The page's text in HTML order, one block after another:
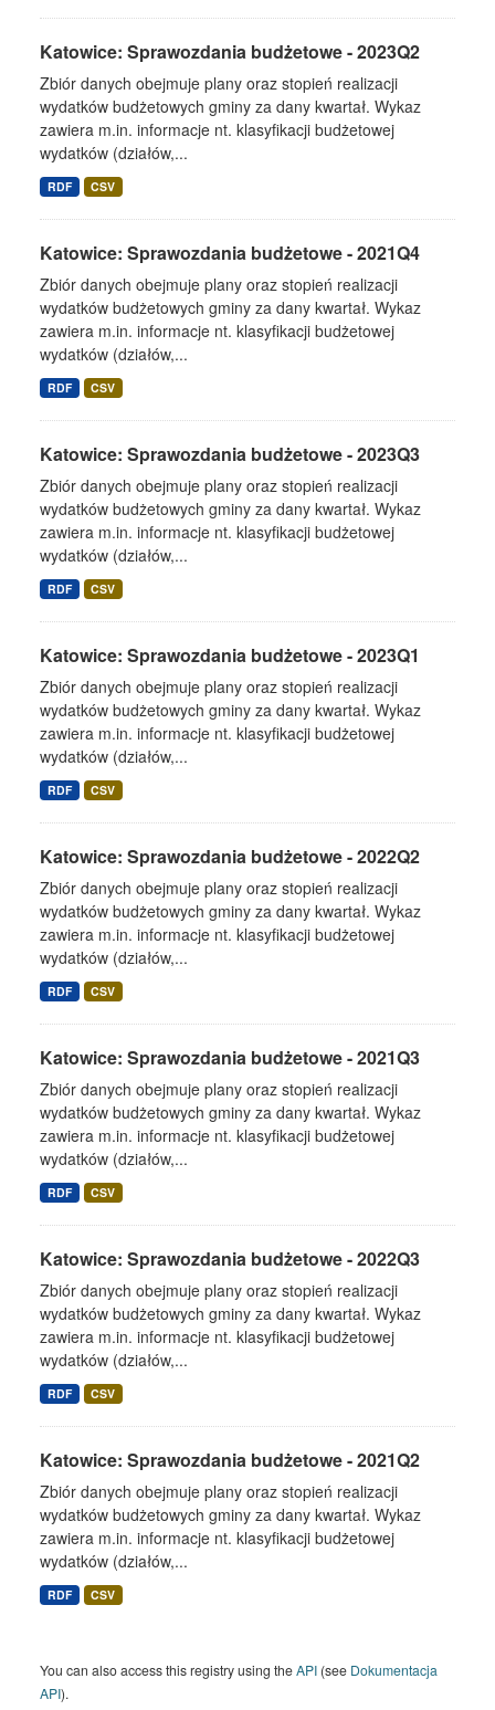
Katowice: Sprawozdania budżetowe - 2023Q2
Zbiór danych obejmuje plany oraz stopień realizacji
wydatków budżetowych gminy za dany kwartał. Wykaz
zawiera m.in. informacje nt. klasyfikacji budżetowej
wydatków (działów,...
RDF CSV
Katowice: Sprawozdania budżetowe - 2021Q4
Zbiór danych obejmuje plany oraz stopień realizacji
wydatków budżetowych gminy za dany kwartał. Wykaz
zawiera m.in. informacje nt. klasyfikacji budżetowej
wydatków (działów,...
RDF CSV
Katowice: Sprawozdania budżetowe - 2023Q3
Zbiór danych obejmuje plany oraz stopień realizacji
wydatków budżetowych gminy za dany kwartał. Wykaz
zawiera m.in. informacje nt. klasyfikacji budżetowej
wydatków (działów,...
RDF CSV
Katowice: Sprawozdania budżetowe - 2023Q1
Zbiór danych obejmuje plany oraz stopień realizacji
wydatków budżetowych gminy za dany kwartał. Wykaz
zawiera m.in. informacje nt. klasyfikacji budżetowej
wydatków (działów,...
RDF CSV
Katowice: Sprawozdania budżetowe - 2022Q2
Zbiór danych obejmuje plany oraz stopień realizacji
wydatków budżetowych gminy za dany kwartał. Wykaz
zawiera m.in. informacje nt. klasyfikacji budżetowej
wydatków (działów,...
RDF CSV
Katowice: Sprawozdania budżetowe - 2021Q3
Zbiór danych obejmuje plany oraz stopień realizacji
wydatków budżetowych gminy za dany kwartał. Wykaz
zawiera m.in. informacje nt. klasyfikacji budżetowej
wydatków (działów,...
RDF CSV
Katowice: Sprawozdania budżetowe - 2022Q3
Zbiór danych obejmuje plany oraz stopień realizacji
wydatków budżetowych gminy za dany kwartał. Wykaz
zawiera m.in. informacje nt. klasyfikacji budżetowej
wydatków (działów,...
RDF CSV
Katowice: Sprawozdania budżetowe - 2021Q2
Zbiór danych obejmuje plany oraz stopień realizacji
wydatków budżetowych gminy za dany kwartał. Wykaz
zawiera m.in. informacje nt. klasyfikacji budżetowej
wydatków (działów,...
RDF CSV
You can also access this registry using theAPI (see Dokumentacja
API).